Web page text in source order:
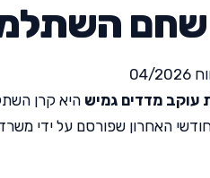
מדדים גמיש היא קרן
האחרון שפורסם על ידי משרד